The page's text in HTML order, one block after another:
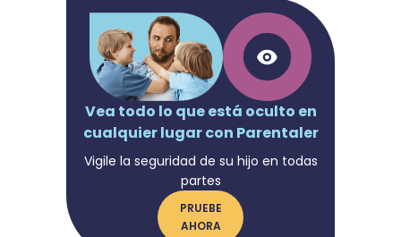
Vea todo lo que está oculto en
cualquier lugar con Parentaler
Vigile la seguridad de su hijo en todas
partes
PRUEBE
AHORA